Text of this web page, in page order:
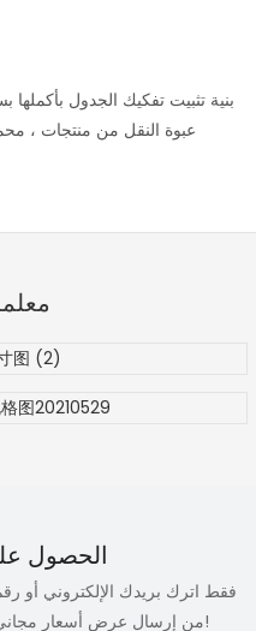
بنية تثبيت تفكيك الجدول
عبوة النقل من منتجات ،
الحصول
فقط اترك بريدك الإلكتروني أو
من إرسال عرض أسعار مجاني لنا لمجموعة واسعة من التصاميم!